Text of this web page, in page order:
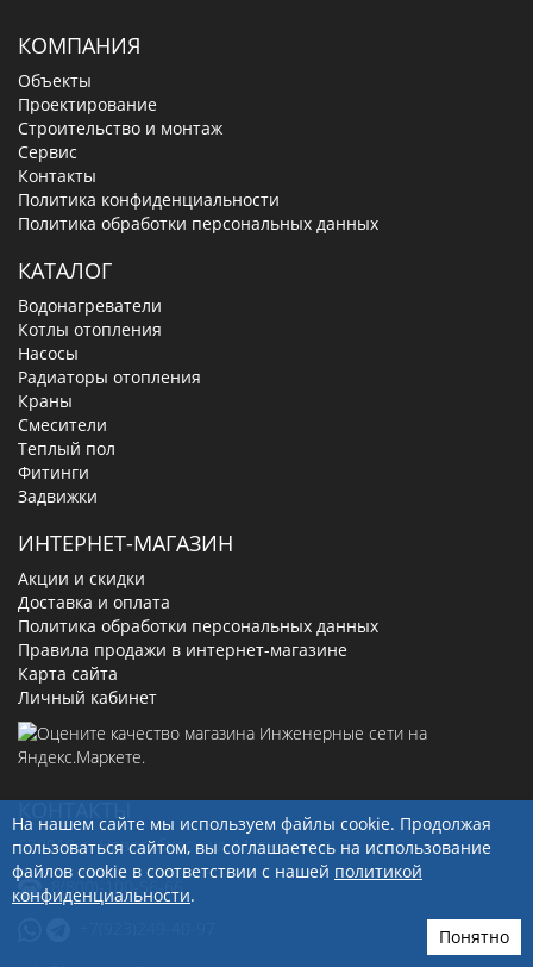
КОМПАНИЯ
Объекты
Проектирование
Строительство и монтаж
Сервис
Контакты
Политика конфиденциальности
Политика обработки персональных данных
КАТАЛОГ
Водонагреватели
Котлы отопления
Насосы
Радиаторы отопления
Краны
Смесители
Теплый пол
Фитинги
Задвижки
ИНТЕРНЕТ-МАГАЗИН
Акции и скидки
Доставка и оплата
Политика обработки персональных данных
Правила продажи в интернет-магазине
Карта сайта
Личный кабинет
КОНТАКТЫ
630019, г.Новосибирск,ул. Малыгина, д. 7
На нашем сайте мы используем файлы cookie. Продолжая
пользоваться сайтом, вы соглашаетесь на использование
файлов cookie в соответствии с нашей политикой
конфиденциальности.
Понятно